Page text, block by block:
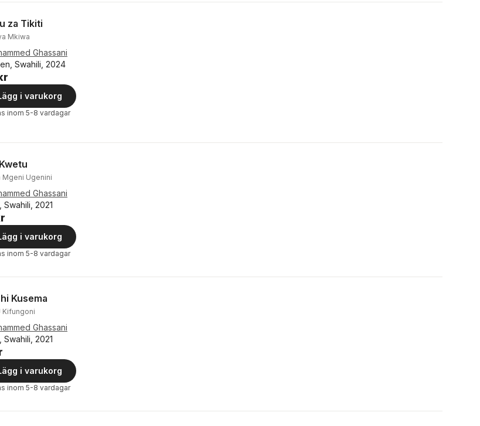
za Tikiti
Mkiwa
Ghassani
Swahili, 2024
i varukorg
inom 5-8 vardagar
Mgeni Ugenini
Ghassani
Swahili, 2021
i varukorg
inom 5-8 vardagar
Kusema
Kifungoni
Ghassani
Swahili, 2021
i varukorg
inom 5-8 vardagar